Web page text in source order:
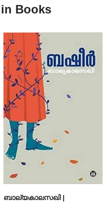
in Books
ബാല്യകാലസഖി |